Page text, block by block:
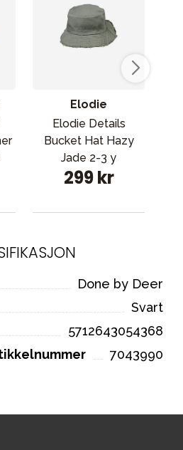
Elodie
Elodie Details
Bucket Hat Hazy
Jade 2-3 y
299 kr
Done by Deer
Svart
5712643054368
7043990